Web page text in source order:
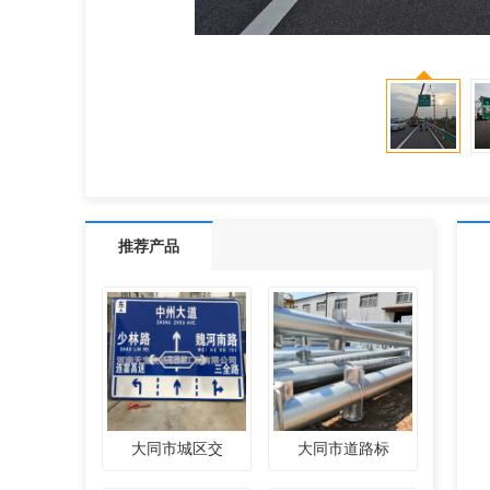
推荐产品
大同市城区交 大同市道路标